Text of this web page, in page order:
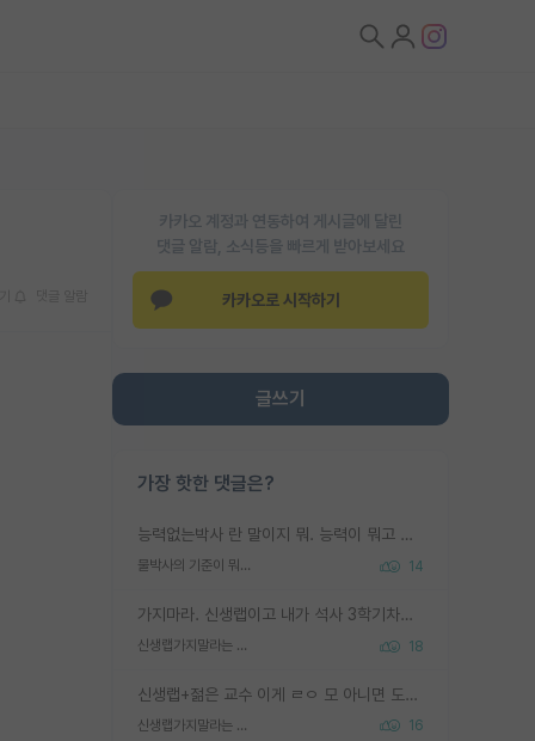
카카오 계정과 연동하여 게시글에 달린
댓글 알람, 소식등을 빠르게 받아보세요
카카오로 시작하기
글쓰기
가장 핫한 댓글은?
능력없는박사 란 말이지 뭐. 능력이 뭐고 능력이 있다는게 뭔지는 사람마다 기준이 다르니까 얘기해봐야 서로 자기 기준만 얘기해서 논쟁이 끝이 안나고. 주위에서 능력있고 야심있는 신입생이 교수가 유의미한 피드백을 아예 안주면서 제대로된 과제에 참여해볼 기회도 제공하지 않고 잡일 뺑뺑이만 돌려서 맨날 단순작업만 하면서 밤새다가 눈빛이 점점 죽어가는걸 본 사람은 물박사는 교수탓이라고 하고, 교수는 이것저것 알려도 주고 기회도 주고 사수 동기 붙여주면서 어떻게든 끌고가려고 하는데 본인이 매일 뺀질거리면서 출근 하는둥마는둥 하다가 기껏 와서도 폰이나 쳐다보다가 실험 망치고 저녁약속있어서 먼저 가볼게요~ 하는걸 본 사람은 물박사는 본인탓이라고 함.
물박사의 기준이 뭐임? 14
가지마라. 신생랩이고 내가 석사 3학기차인데 최고참인데 나도 아무것도 모르는데 교수가 후배들 왜 논문 교육 안시키냐. 논문 왜 안 써오냐 닦달한다
신생랩가지말라는 이유가 있었구나 18
신생랩+젊은 교수 이게 ㄹㅇ 모 아니면 도인듯.
신생랩가지말라는 이유가 있었구나 16